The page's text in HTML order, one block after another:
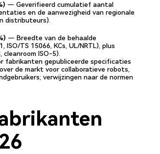
— Geverifieerd cumulatief aantal
en de aanwezigheid van regionale
distributeurs).
— Breedte van de behaalde
ISO/TS 15066, KCs, UL/NRTL), plus
cleanroom ISO-5).
fabrikanten gepubliceerde specificaties
de markt voor collaboratieve robots,
verwijzingen naar de normen